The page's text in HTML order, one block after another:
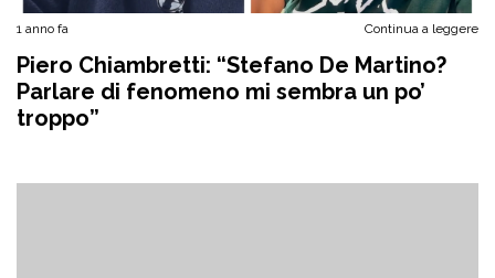
1 anno fa Continua a leggere
Piero Chiambretti: “Stefano De Martino?
Parlare di fenomeno mi sembra un po’
troppo”